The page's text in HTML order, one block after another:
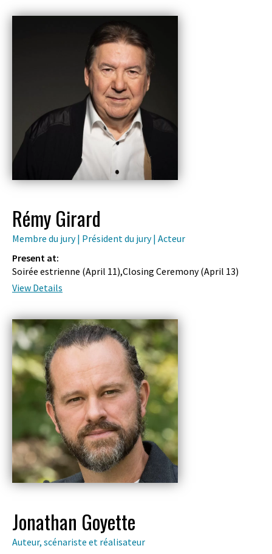
Rémy Girard
Membre du jury | Président du jury | Acteur
Present at:
Soirée estrienne (April 11),Closing Ceremony (April 13)
View Details
Jonathan Goyette
Auteur, scénariste et réalisateur